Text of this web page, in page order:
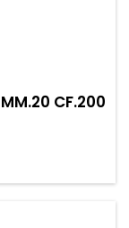
CF.200